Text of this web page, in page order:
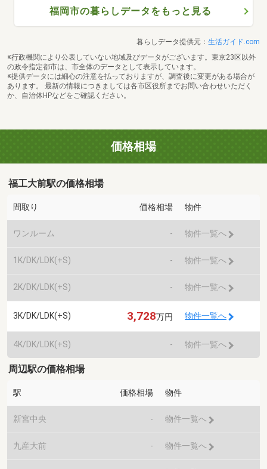
福岡市の暮らしデータをもっと見る
暮らしデータ提供元： 生活ガイド.com
※行政機関により公表していない地域及びデータがございます。東京23区以外
の政令指定都市は、市全体のデータとして表示しています。
※提供データには細心の注意を払っておりますが、調査後に変更がある場合が
あります。 最新の情報につきましては各市区役所までお問い合わせいただく
か、自治体HPなどをご確認ください。
価格相場
福工大前駅の価格相場
間取り 価格相場 物件
ワンルーム - 物件一覧へ
1K/DK/LDK(+S) - 物件一覧へ
2K/DK/LDK(+S) - 物件一覧へ
3K/DK/LDK(+S) 3,728万円 物件一覧へ
4K/DK/LDK(+S) - 物件一覧へ
周辺駅の価格相場
駅 価格相場 物件
新宮中央 - 物件一覧へ
九産大前 - 物件一覧へ